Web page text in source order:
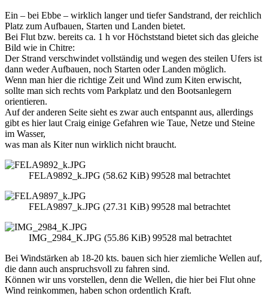
Ein – bei Ebbe – wirklich langer und tiefer Sandstrand, der reichlich
Platz zum Aufbauen, Starten und Landen bietet.
Bei Flut bzw. bereits ca. 1 h vor Höchststand bietet sich das gleiche
Bild wie in Chitre:
Der Strand verschwindet vollständig und wegen des steilen Ufers ist
dann weder Aufbauen, noch Starten oder Landen möglich.
Wenn man hier die richtige Zeit und Wind zum Kiten erwischt,
sollte man sich rechts vom Parkplatz und den Bootsanlegern
orientieren.
Auf der anderen Seite sieht es zwar auch entspannt aus, allerdings
gibt es hier laut Craig einige Gefahren wie Taue, Netze und Steine
im Wasser,
was man als Kiter nun wirklich nicht braucht.
FELA9892_k.JPG (58.62 KiB) 99528 mal betrachtet
FELA9897_k.JPG (27.31 KiB) 99528 mal betrachtet
IMG_2984_K.JPG (55.86 KiB) 99528 mal betrachtet
Bei Windstärken ab 18-20 kts. bauen sich hier ziemliche Wellen auf,
die dann auch anspruchsvoll zu fahren sind.
Können wir uns vorstellen, denn die Wellen, die hier bei Flut ohne
Wind reinkommen, haben schon ordentlich Kraft.